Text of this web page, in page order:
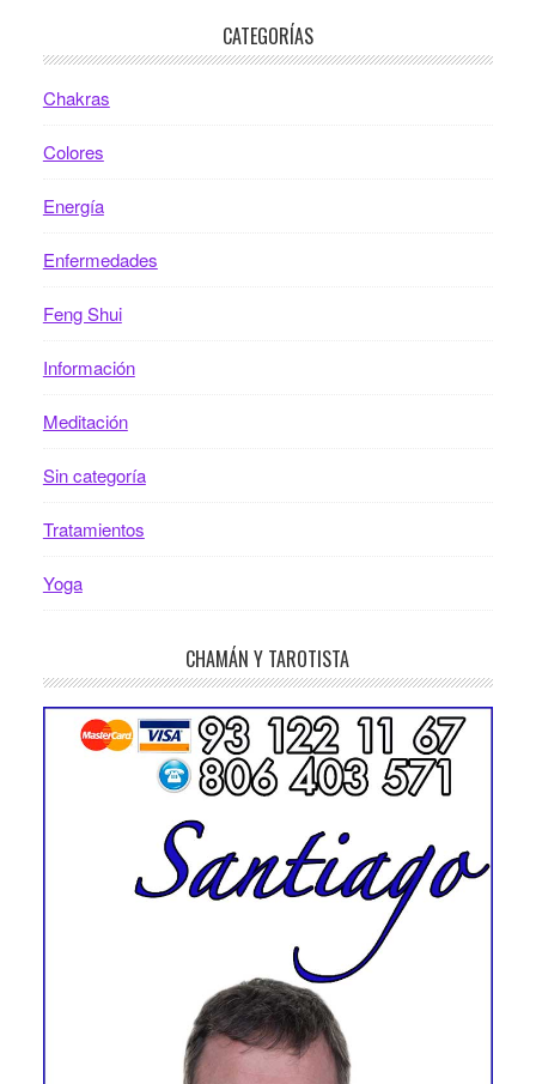
CATEGORÍAS
Chakras
Colores
Energía
Enfermedades
Feng Shui
Información
Meditación
Sin categoría
Tratamientos
Yoga
CHAMÁN Y TAROTISTA